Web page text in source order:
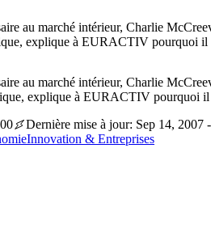
au marché intérieur, Charlie
explique à EURACTIV pourquoi il
au marché intérieur, Charlie
explique à EURACTIV pourquoi il
Dernière mise à jour: Sep 14, 2007
Innovation & Entreprises